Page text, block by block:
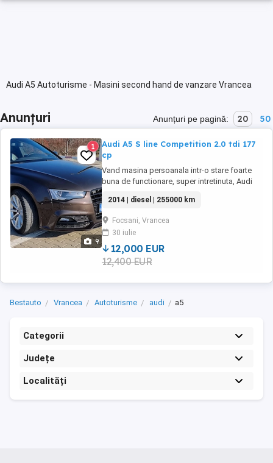
Audi A5 Autoturisme - Masini second hand de vanzare Vrancea
Anunțuri Anunțuri pe pagină: 20 50
9
1
Audi A5 S line Competition 2.0 tdi 177
cp
Vand masina persoanala intr-o stare foarte
buna de functionare, super intretinuta, Audi
Motorizare 2.0 Diesel 177 cp Cutie viteze
automata Ulei schimbat in cutia de viteze
Volan S-line din piele Scaune S-line cu
incalzire Tot ce tine de directie este schimbat
...
2014 | diesel | 255000 km
Focsani, Vrancea
30 iulie
12,000 EUR
12,400 EUR
Bestauto Vrancea Autoturisme audi a5
Categorii
Județe
Localități